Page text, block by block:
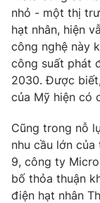
Giải sao mai
Chất lượng
Tuyển sinh
Học trực tuyến
Công nghệ
Hitech Công
Sản phẩm
Tư vấn
Giao lưu trực
Lịch phát sóng
Chuyên mục khác
Emagazine
nhỏ - một thị
hạt nhân, hiện
công nghệ này
công suất phát
2030. Được
của Mỹ hiện có
Cũng trong nỗ
nhu cầu lớn
9, công ty
bố thỏa thuận
điện hạt nhân